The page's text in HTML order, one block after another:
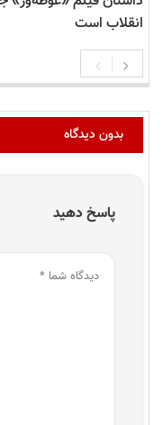
انقلاب است
بدون دیدگاه
پاسخ دهید